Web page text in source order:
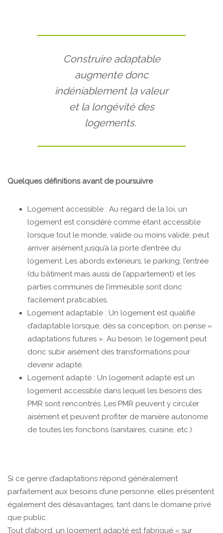
Construire adaptable
augmente donc
indéniablement la valeur
et la longévité des
logements.
Quelques définitions avant de poursuivre
Logement accessible : Au regard de la loi, un
logement est considéré comme étant accessible
lorsque tout le monde, valide ou moins valide, peut
arriver aisément jusqu’à la porte d’entrée du
logement. Les abords extérieurs, le parking, l’entrée
(du bâtiment mais aussi de l’appartement) et les
parties communes de l’immeuble sont donc
facilement praticables.
Logement adaptable : Un logement est qualifié
d’adaptable lorsque, dès sa conception, on pense «
adaptations futures ». Au besoin, le logement peut
donc subir aisément des transformations pour
devenir adapté.
Logement adapté : Un logement adapté est un
logement accessible dans lequel les besoins des
PMR sont rencontrés. Les PMR peuvent y circuler
aisément et peuvent profiter de manière autonome
de toutes les fonctions (sanitaires, cuisine, etc.).
Si ce genre d’adaptations répond généralement
parfaitement aux besoins d’une personne, elles présentent
également des désavantages, tant dans le domaine privé
que public.
Tout d’abord, un logement adapté est fabriqué « sur